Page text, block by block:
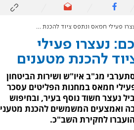
פעילי חמאס ונתפס ציוד להכנת מטענים
נעצרו פעילי
להכנת מטענים
מג"ב איו"ש ושירות הביטחון
חמאס במחנות הפליטים עסכר
נעצר חשוד נוסף בעיר, ובחיפוש
ואמצעים המשמשים להכנת מטעני
לחקירת השב"כ.